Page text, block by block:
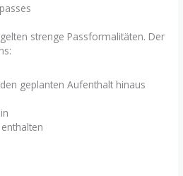
strenge Passformalitäten. Der
geplanten Aufenthalt hinaus